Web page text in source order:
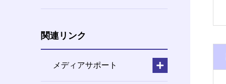
関連リンク
メディアサポート